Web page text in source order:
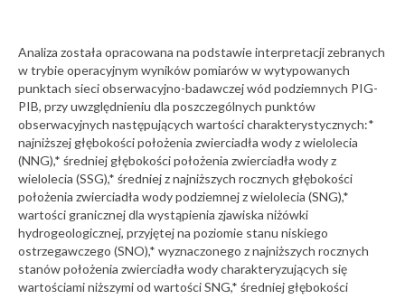
Analiza została opracowana na podstawie interpretacji zebranych
w trybie operacyjnym wyników pomiarów w wytypowanych
punktach sieci obserwacyjno-badawczej wód podziemnych PIG-
PIB, przy uwzględnieniu dla poszczególnych punktów
obserwacyjnych następujących wartości charakterystycznych:*
najniższej głębokości położenia zwierciadła wody z wielolecia
(NNG),* średniej głębokości położenia zwierciadła wody z
wielolecia (SSG),* średniej z najniższych rocznych głębokości
położenia zwierciadła wody podziemnej z wielolecia (SNG),*
wartości granicznej dla wystąpienia zjawiska niżówki
hydrogeologicznej, przyjętej na poziomie stanu niskiego
ostrzegawczego (SNO),* wyznaczonego z najniższych rocznych
stanów położenia zwierciadła wody charakteryzujących się
wartościami niższymi od wartości SNG,* średniej głębokości